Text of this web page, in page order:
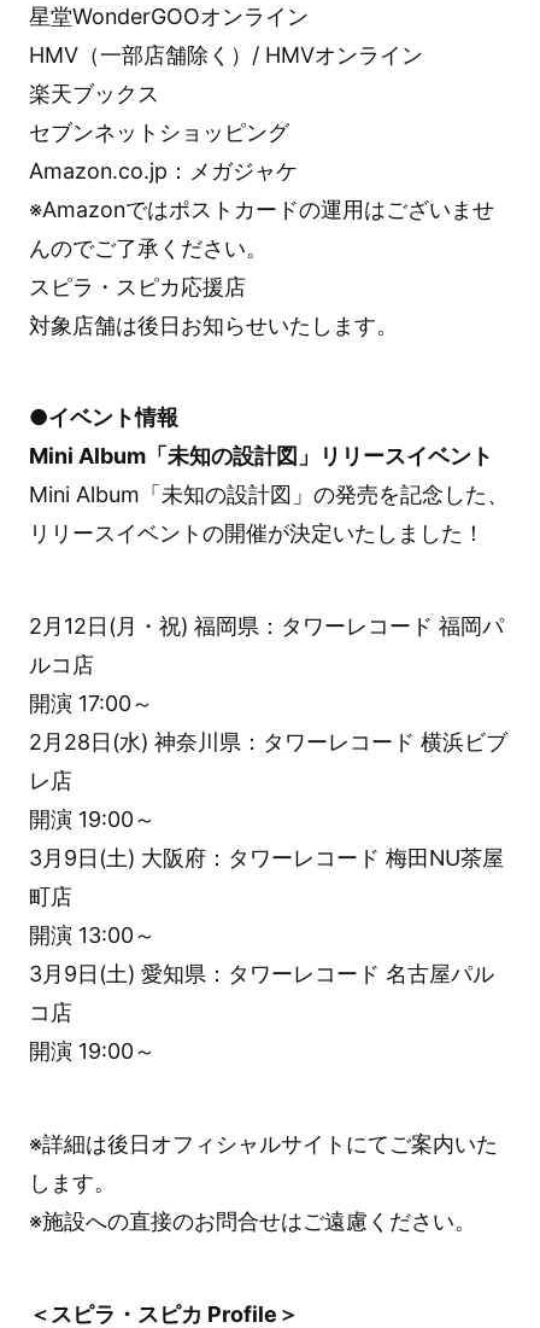
星堂WonderGOOオンライン
HMV（一部店舗除く）/ HMVオンライン
楽天ブックス
セブンネットショッピング
Amazon.co.jp：メガジャケ
※Amazonではポストカードの運用はございませ
んのでご了承ください。
スピラ・スピカ応援店
対象店舗は後日お知らせいたします。
●イベント情報
Mini Album「未知の設計図」リリースイベント
Mini Album「未知の設計図」の発売を記念した、
リリースイベントの開催が決定いたしました！
2月12日(月・祝) 福岡県：タワーレコード 福岡パ
ルコ店
開演 17:00～
2月28日(水) 神奈川県：タワーレコード 横浜ビブ
レ店
開演 19:00～
3月9日(土) 大阪府：タワーレコード 梅田NU茶屋
町店
開演 13:00～
3月9日(土) 愛知県：タワーレコード 名古屋パル
コ店
開演 19:00～
※詳細は後日オフィシャルサイトにてご案内いた
します。
※施設への直接のお問合せはご遠慮ください。
＜スピラ・スピカ Profile＞